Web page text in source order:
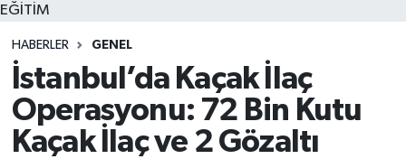
EĞİTİM
HABERLER GENEL
İstanbul’da Kaçak İlaç
Operasyonu: 72 Bin Kutu
Kaçak İlaç ve 2 Gözaltı